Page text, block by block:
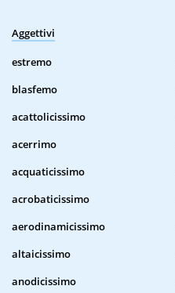
Aggettivi
estremo
blasfemo
acattolicissimo
acerrimo
acquaticissimo
acrobaticissimo
aerodinamicissimo
altaicissimo
anodicissimo